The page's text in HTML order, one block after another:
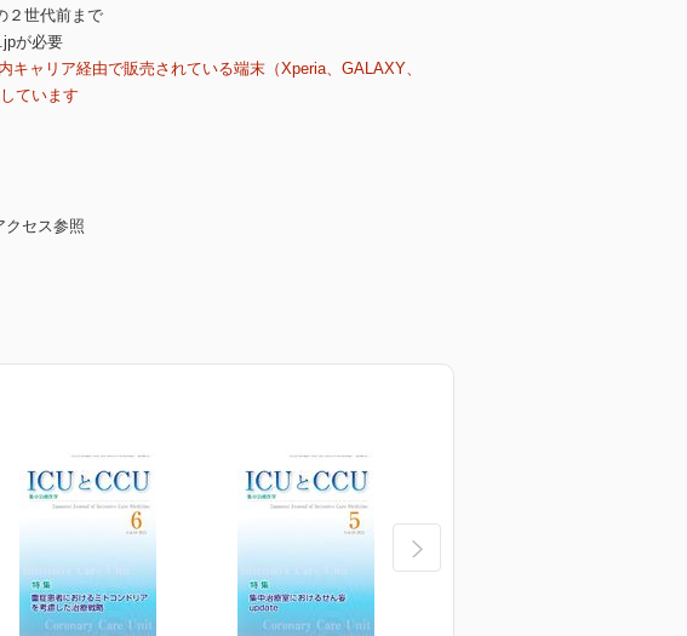
２世代前まで
が必要
ャリア経由で販売されている端末（Xperia、GALAXY、
ています
セス参照